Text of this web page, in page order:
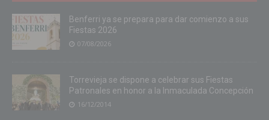
Benferri ya se prepara para dar comienzo a sus
Fiestas 2026
07/08/2026
Torrevieja se dispone a celebrar sus Fiestas
Patronales en honor a la Inmaculada Concepción
16/12/2014